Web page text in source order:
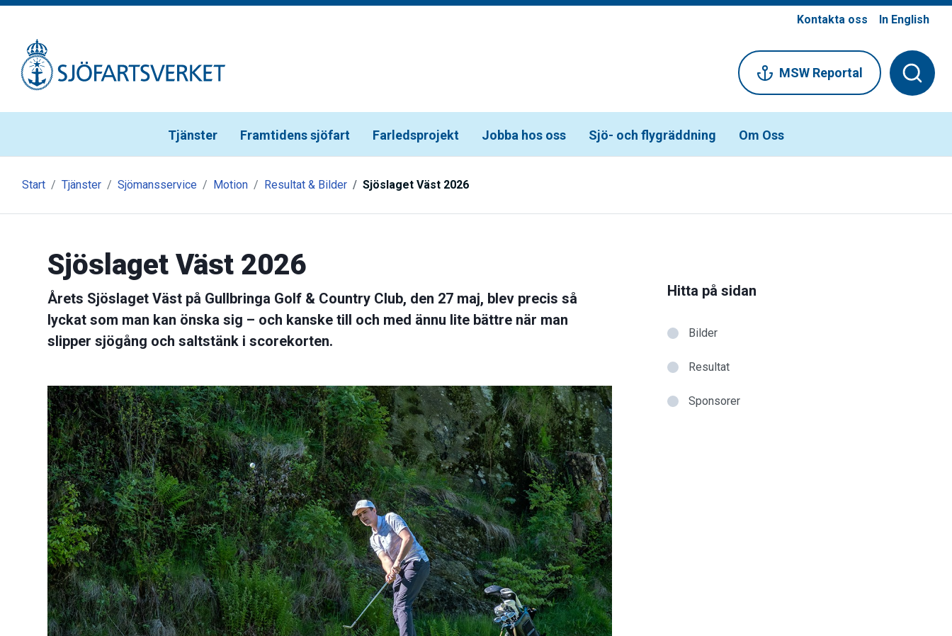
Kontakta oss In English
Tjänster Framtidens sjöfart Farledsprojekt Jobba hos oss Sjö- och flygräddning Om Oss
MSW Reportal
Start Tjänster Sjömansservice Motion Resultat & Bilder Sjöslaget Väst 2026
Hitta på sidan
Bilder
Resultat
Sponsorer
Sjöslaget Väst 2026
Årets Sjöslaget Väst på Gullbringa Golf & Country Club, den 27 maj, blev precis så
lyckat som man kan önska sig – och kanske till och med ännu lite bättre när man
slipper sjögång och saltstänk i scorekorten.